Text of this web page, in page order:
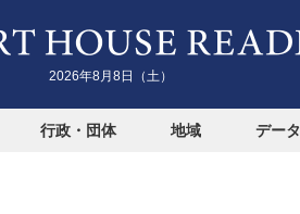
2026年8月8日（土）
行政・団体 地域 データ